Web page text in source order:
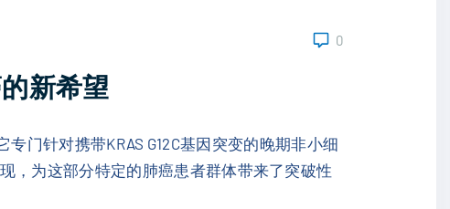
0
新希望
门针对携带KRAS G12C基因突变的晚期非小细
，为这部分特定的肺癌患者群体带来了突破性